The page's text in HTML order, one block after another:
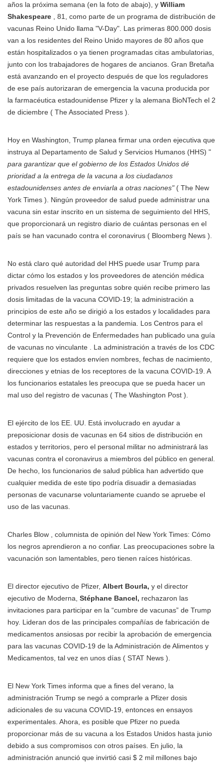
años la próxima semana (en la foto de abajo), y William
Shakespeare , 81, como parte de un programa de distribución de
vacunas Reino Unido llama "V-Day". Las primeras 800.000 dosis
van a los residentes del Reino Unido mayores de 80 años que
están hospitalizados o ya tienen programadas citas ambulatorias,
junto con los trabajadores de hogares de ancianos. Gran Bretaña
está avanzando en el proyecto después de que los reguladores
de ese país autorizaran de emergencia la vacuna producida por
la farmacéutica estadounidense Pfizer y la alemana BioNTech el 2
de diciembre ( The Associated Press ).
Hoy en Washington, Trump planea firmar una orden ejecutiva que
instruya al Departamento de Salud y Servicios Humanos (HHS) "
para garantizar que el gobierno de los Estados Unidos dé
prioridad a la entrega de la vacuna a los ciudadanos
estadounidenses antes de enviarla a otras naciones"( The New
York Times ). Ningún proveedor de salud puede administrar una
vacuna sin estar inscrito en un sistema de seguimiento del HHS,
que proporcionará un registro diario de cuántas personas en el
país se han vacunado contra el coronavirus ( Bloomberg News ).
No está claro qué autoridad del HHS puede usar Trump para
dictar cómo los estados y los proveedores de atención médica
privados resuelven las preguntas sobre quién recibe primero las
dosis limitadas de la vacuna COVID-19; la administración a
principios de este año se dirigió a los estados y localidades para
determinar las respuestas a la pandemia. Los Centros para el
Control y la Prevención de Enfermedades han publicado una guía
de vacunas no vinculante . La administración a través de los CDC
requiere que los estados envíen nombres, fechas de nacimiento,
direcciones y etnias de los receptores de la vacuna COVID-19. A
los funcionarios estatales les preocupa que se pueda hacer un
mal uso del registro de vacunas ( The Washington Post ).
El ejército de los EE. UU. Está involucrado en ayudar a
preposicionar dosis de vacunas en 64 sitios de distribución en
estados y territorios, pero el personal militar no administrará las
vacunas contra el coronavirus a miembros del público en general.
De hecho, los funcionarios de salud pública han advertido que
cualquier medida de este tipo podría disuadir a demasiadas
personas de vacunarse voluntariamente cuando se apruebe el
uso de las vacunas.
Charles Blow , columnista de opinión del New York Times: Cómo
los negros aprendieron a no confiar. Las preocupaciones sobre la
vacunación son lamentables, pero tienen raíces históricas.
El director ejecutivo de Pfizer, Albert Bourla, y el director
ejecutivo de Moderna, Stéphane Bancel, rechazaron las
invitaciones para participar en la “cumbre de vacunas” de Trump
hoy. Lideran dos de las principales compañías de fabricación de
medicamentos ansiosas por recibir la aprobación de emergencia
para las vacunas COVID-19 de la Administración de Alimentos y
Medicamentos, tal vez en unos días ( STAT News ).
El New York Times informa que a fines del verano, la
administración Trump se negó a comprarle a Pfizer dosis
adicionales de su vacuna COVID-19, entonces en ensayos
experimentales. Ahora, es posible que Pfizer no pueda
proporcionar más de su vacuna a los Estados Unidos hasta junio
debido a sus compromisos con otros países. En julio, la
administración anunció que invirtió casi $ 2 mil millones bajo